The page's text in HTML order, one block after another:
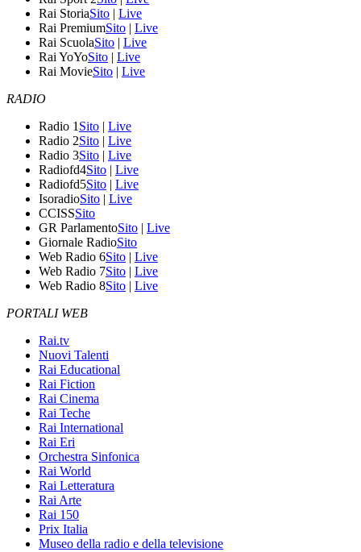
Rai StoriaSito | Live
Rai PremiumSito | Live
Rai ScuolaSito | Live
Rai YoYoSito | Live
Rai MovieSito | Live
RADIO
Radio 1 Sito | Live
Radio 2Sito | Live
Radio 3Sito | Live
Radiofd4Sito | Live
Radiofd5Sito | Live
IsoradioSito | Live
CCISSSito
GR ParlamentoSito | Live
Giornale RadioSito
Web Radio 6Sito | Live
Web Radio 7Sito | Live
Web Radio 8Sito | Live
PORTALI WEB
Rai.tv
Nuovi Talenti
Rai Educational
Rai Fiction
Rai Cinema
Rai Teche
Rai International
Rai Eri
Orchestra Sinfonica
Rai World
Rai Letteratura
Rai Arte
Rai 150
Prix Italia
Museo della radio e della televisione